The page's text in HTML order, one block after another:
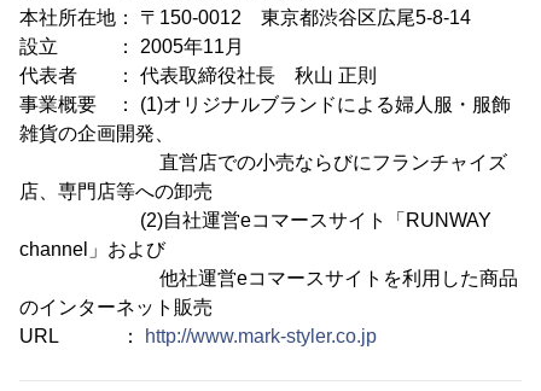
本社所在地： 〒150-0012 東京都渋谷区広尾5-8-14
設立 ： 2005年11月
代表者 ： 代表取締役社長 秋山 正則
事業概要 ： (1)オリジナルブランドによる婦人服・服飾
雑貨の企画開発、
直営店での小売ならびにフランチャイズ
店、専門店等への卸売
(2)自社運営eコマースサイト「RUNWAY
channel」および
他社運営eコマースサイトを利用した商品
のインターネット販売
URL ：
http://www.mark-styler.co.jp